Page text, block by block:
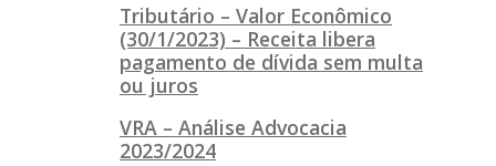
Tributário – Valor Econômico
(30/1/2023) – Receita libera
pagamento de dívida sem multa
ou juros
VRA – Análise Advocacia
2023/2024